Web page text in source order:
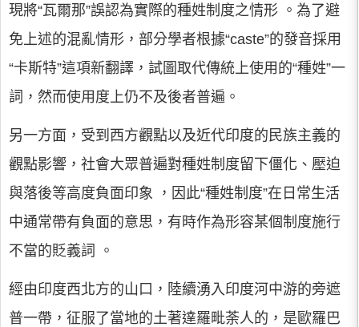
現將“瓦爾那”誤認為實際的種姓制度之情形 。為了避
免上述的混亂情形，部分學者根據“caste”的發音採用
“卡斯特”這項新翻譯，試圖取代傳統上使用的“種姓”一
詞，然而使用度上仍不及後者普遍。
另一方面，受到西方觀點以及近代印度的民族主義的
觀點影響，社會大眾普遍對種姓制度留下僵化、壓迫
與落後等高度負面印象 ，因此“種姓制度”在日常生活
中通常帶有負面的意思，有時作為形容某個制度施行
不當的貶義詞 。
經由印度西北方的山口，陸續湧入印度河中游的旁遮
普一帶，征服了當地的土著達羅毗荼人的，是歐羅巴